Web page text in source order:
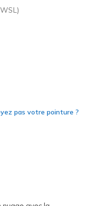
WSL )
pas votre pointure ?